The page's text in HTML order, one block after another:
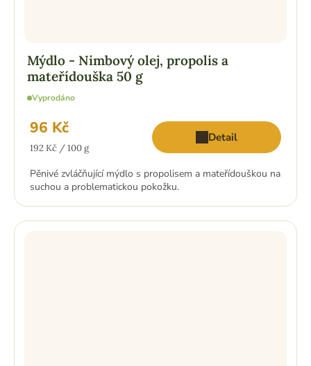
Mýdlo - Nimbový olej, propolis a
mateřídouška 50 g
Vyprodáno
96 Kč
Měrná
192 Kč / 100 g
Detail
Pěnivé zvláčňující mýdlo s propolisem a mateřídouškou na
suchou a problematickou pokožku.